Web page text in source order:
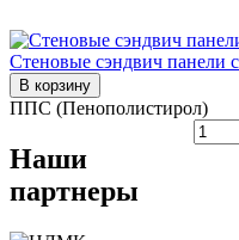
Стеновые сэндвич
В корзину
ППС (Пенополистирол)
Наши
партнеры